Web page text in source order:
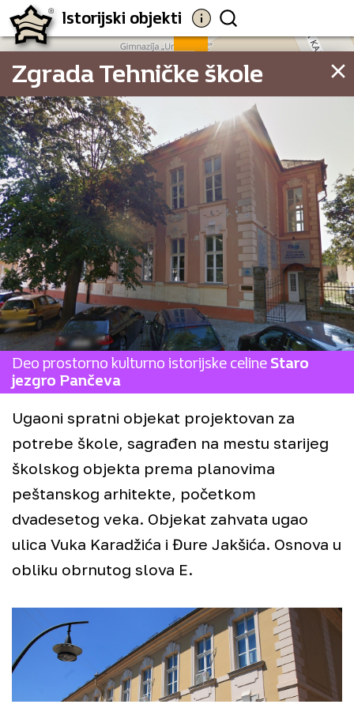
Istorijski objekti
Zgrada Tehničke škole
Deo prostorno kulturno istorijske celine Staro
jezgro Pančeva
Ugaoni spratni objekat projektovan za
potrebe škole, sagrađen na mestu starijeg
školskog objekta prema planovima
peštanskog arhitekte, početkom
dvadesetog veka. Objekat zahvata ugao
ulica Vuka Karadžića i Đure Jakšića. Osnova u
obliku obrnutog slova E.
20.24
68
77
+
−
©Staro Pančevo